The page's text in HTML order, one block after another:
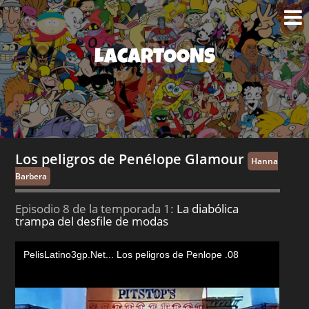
LACARTOONS
Los peligros de Penélope Glamour Hanna
Barbera
Episodio 8 de la temporada 1: La diabólica
trampa del desfile de modas